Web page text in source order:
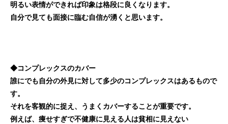
明るい表情ができれば印象は格段に良くなります。
自分で見ても面接に臨む自信が湧くと思います。
◆コンプレックスのカバー
誰にでも自分の外見に対して多少のコンプレックスはあるもので
す。
それを客観的に捉え、うまくカバーすることが重要です。
例えば、痩せすぎで不健康に見える人は貧相に見えない